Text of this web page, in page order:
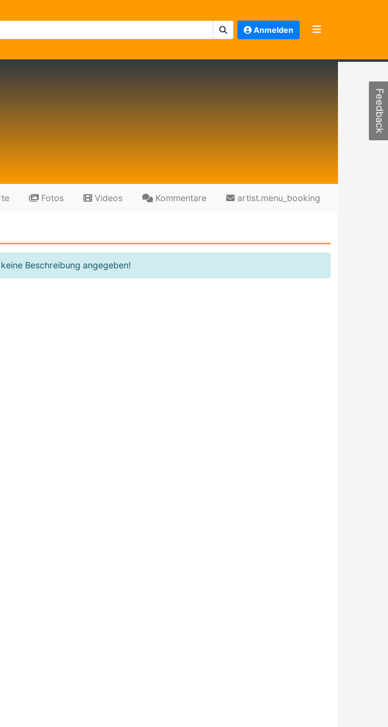
Anmelden
Fotos Videos Kommentare artist.menu_booking
Beschreibung angegeben!
Feedback